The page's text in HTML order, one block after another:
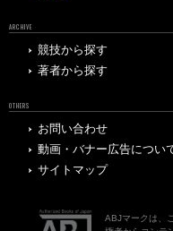
ARCHIVE
競技から探す
著者から探す
OTHERS
お問い合わせ
動画・バナー広告につい
サイトマップ
ABJマークは、